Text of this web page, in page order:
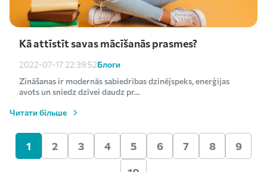
Kā attīstīt savas mācīšanās prasmes?
2022-07-17 22:39:52Блоги
Zināšanas ir modernās sabiedrības dzinējspeks, enerģijas
avots un sniedz dzīvei daudz pr...
Читати більше
1 2 3 4 5 6 7 8
9